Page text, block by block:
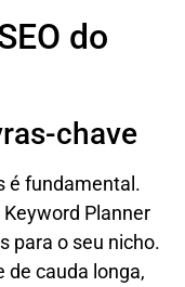
do
chave
é fundamental.
Planner
para o seu nicho.
de cauda longa,